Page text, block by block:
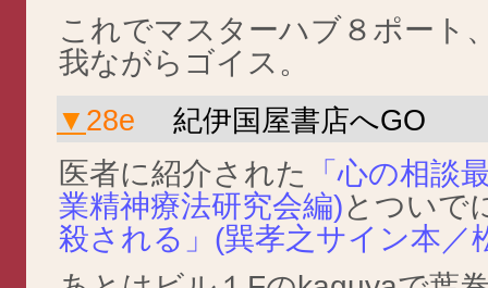
これでマスターハブ８ポート
我ながらゴイス。
▼ 28e
紀伊国屋書店へGO
医者に紹介された
「心の相談
業精神療法研究会編)とついで
殺される」(巽孝之サイン本／